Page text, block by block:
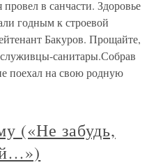
в санчасти. Здоровье
годным к строевой
Бакуров. Прощайте,
санитары.Собрав
поехал на свою родную
(«Не забудь,